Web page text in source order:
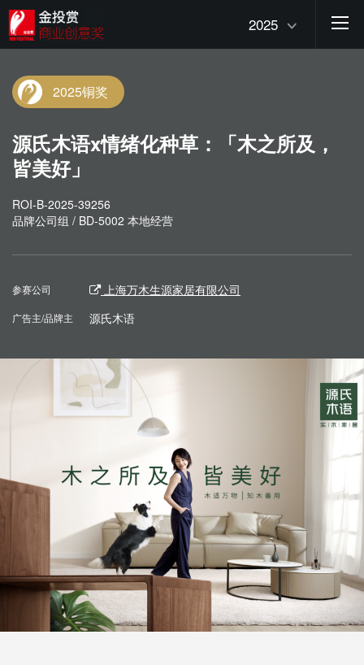
2025
2025铜奖
源氏木语x情绪化种草：「木之所及，
皆美好」
ROI-B-2025-39256
品牌公司组 / BD-5002 本地经营
参赛公司 上海万木生源家居有限公司
广告主/品牌主 源氏木语